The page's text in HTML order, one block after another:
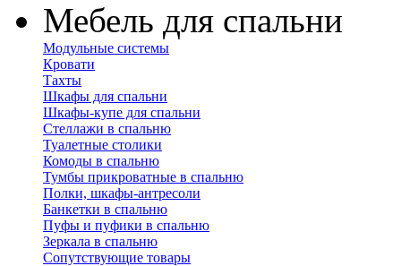
Мебель для спальни
Модульные системы
Кровати
Тахты
Шкафы для спальни
Шкафы-купе для спальни
Стеллажи в спальню
Туалетные столики
Комоды в спальню
Тумбы прикроватные в спальню
Полки, шкафы-антресоли
Банкетки в спальню
Пуфы и пуфики в спальню
Зеркала в спальню
Сопутствующие товары